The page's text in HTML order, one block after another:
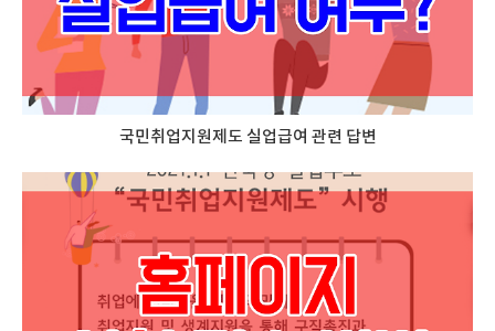
국민취업지원제도 실업급여 관련 답변